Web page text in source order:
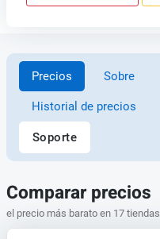
Precios Sobre
Historial de precios
Soporte
Comparar precios
el precio más barato en 17 tiendas